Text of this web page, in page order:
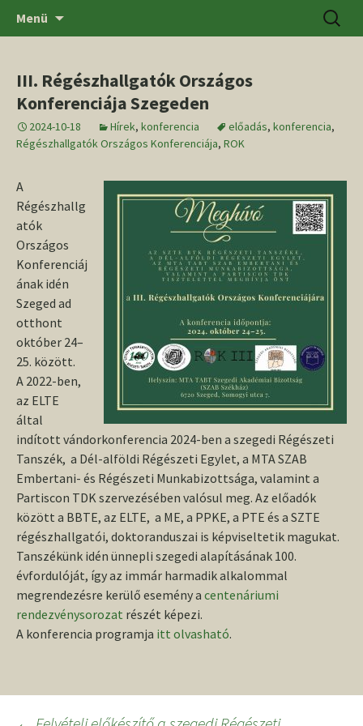
SZTE BTK Régészeti Tanszék
Menü
III. Régészhallgatók Országos
Konferenciája Szegeden
2024-10-18 Hírek, konferencia előadás, konferencia,
Régészhallgatók Országos Konferenciája, ROK
A
Régészhallg
atók
Országos
Konferenciáj
ának idén
Szeged ad
otthont
október 24–
25. között.
A 2022-ben,
az ELTE
által
indított vándorkonferencia 2024-ben a szegedi Régészeti
Tanszék, a Dél-alföldi Régészeti Egylet, a MTA SZAB
Embertani- és Régészeti Munkabizottsága, valamint a
Partiscon TDK szervezésében valósul meg. Az előadók
között a BBTE, az ELTE, a ME, a PPKE, a PTE és a SZTE
régészhallgatói, doktoranduszai is képviseltetik magukat.
Tanszékünk idén ünnepli szegedi alapításának 100.
évfordulóját, így az immár harmadik alkalommal
megrendezésre kerülő esemény a centenáriumi
rendezvénysorozat részét képezi.
A konferencia programja itt olvasható.